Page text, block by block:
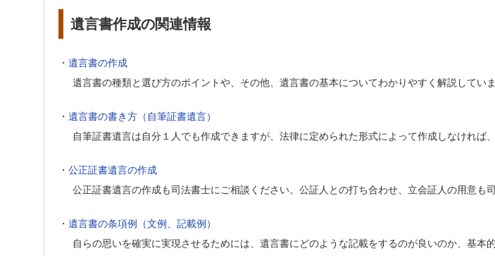
遺言書作成の関連情報
・ 遺言書の作成
遺言書の種類と選び方のポイントや、その他、遺言書の基本についてわかりやすく解説していま
・ 遺言書の書き方（自筆証書遺言）
自筆証書遺言は自分１人でも作成できますが、法律に定められた形式によって作成しなければ
・ 公正証書遺言の作成
公正証書遺言の作成も司法書士にご相談ください。公証人との打ち合わせ、立会証人の用意も
・ 遺言書の条項例（文例、記載例）
自らの思いを確実に実現させるためには、遺言書にどのような記載をするのが良いのか、基本